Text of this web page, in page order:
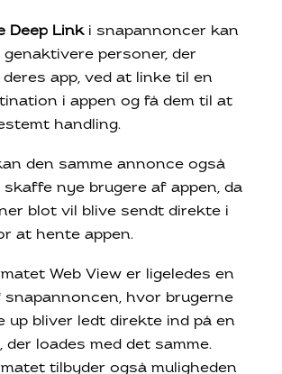
Deep Linki snapannoncer kan
personer, der
app, ved at linke til en
i appen og få dem til at
handling.
den samme annonce også
nye brugere af appen, da
blot vil blive sendt direkte i
at hente appen.
Web View er ligeledes en
snapannoncen, hvor brugerne
up bliver ledt direkte ind på en
der loades med det samme.
tilbyder også muligheden